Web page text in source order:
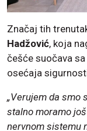
Značaj tih
Hadžović, koja
češće suočava
osećaja
„Verujem da smo
stalno moramo
nervnom sistemu